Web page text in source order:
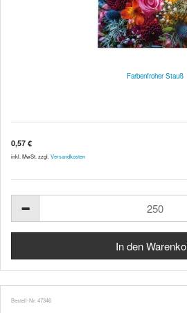
Farbenfroher Stauß
0,57 €
inkl. MwSt. zzgl. Versandkosten
Bestell-Nr. 47346